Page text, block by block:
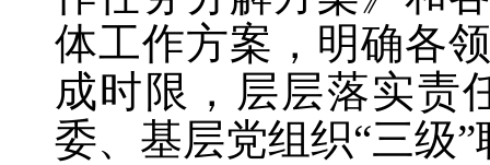
体工作方案，明确各
成时限，层层落实责
委、基层党组织“三级